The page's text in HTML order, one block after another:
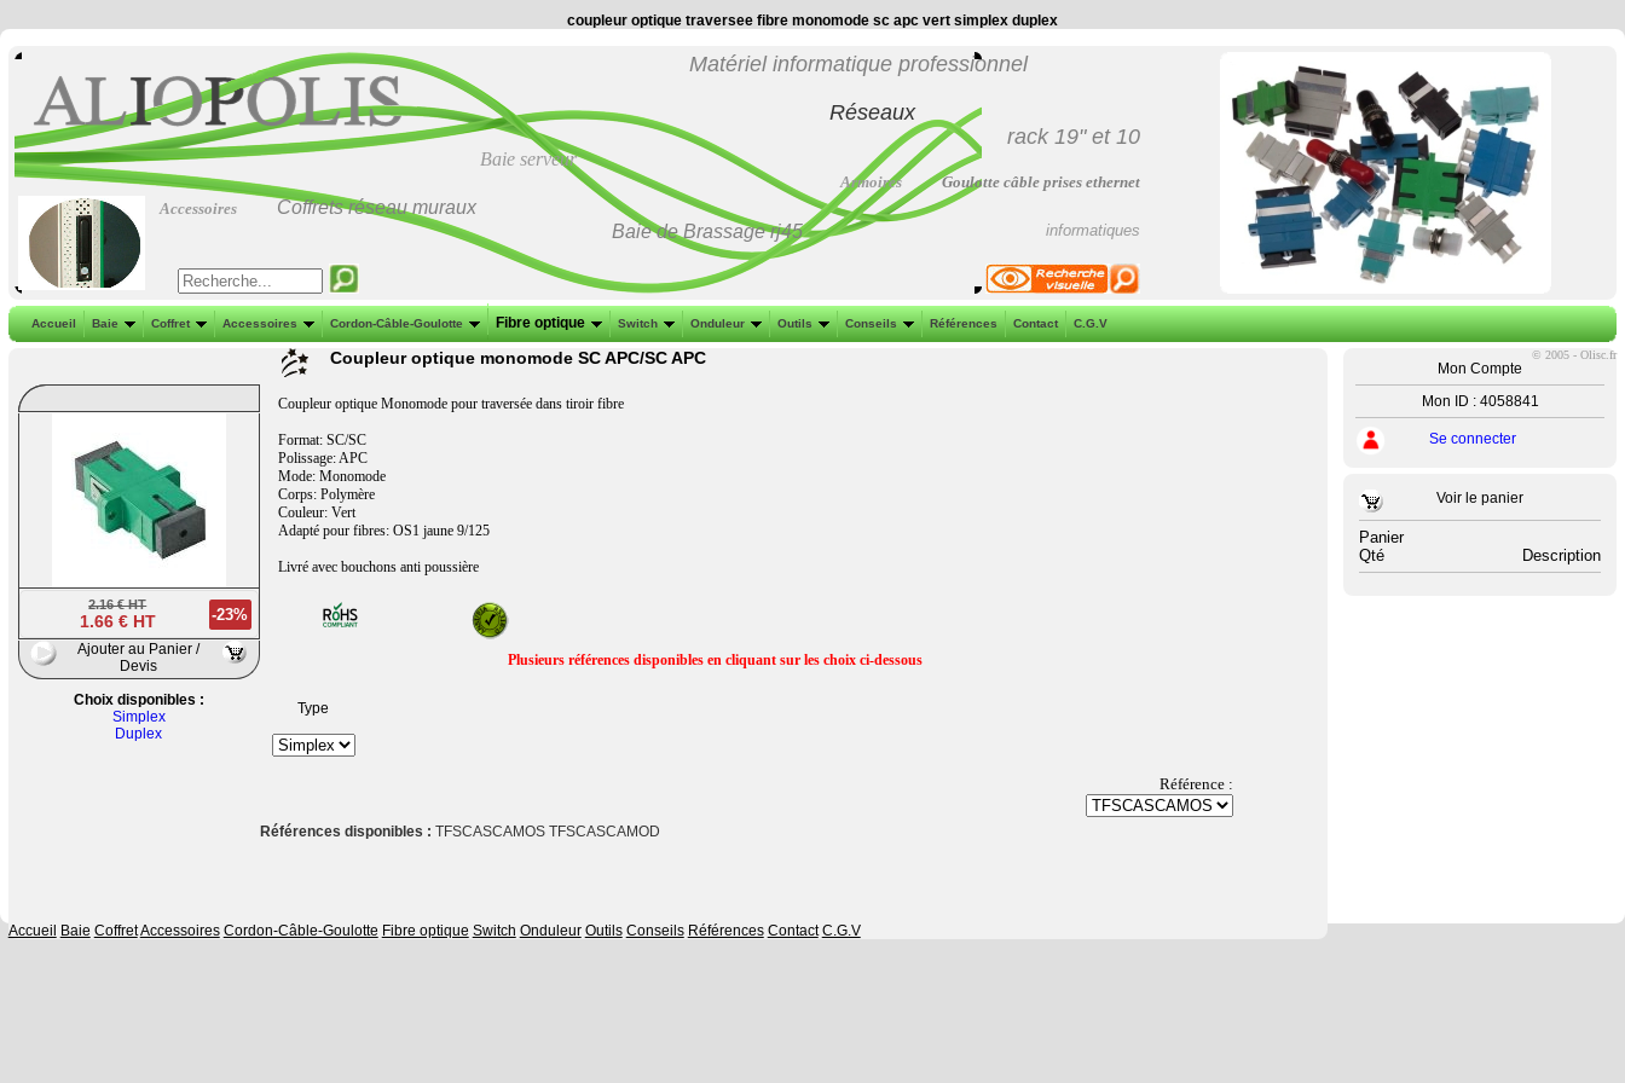
coupleur optique traversee fibre monomode sc apc vert simplex duplex
Matériel informatique professionnel
Réseaux
rack 19"et10
Baie serveur
Armoires
Goulotte câble prises ethernet
Accessoires
Coffrets réseau muraux
informatiques
Baie de Brassage rj45
Accueil Baie Coffret Accessoires Cordon-Câble-Goulotte Fibre optique Switch Onduleur Outils Conseils Références Contact C.G.V
© 2005 - Olisc.fr
Mon Compte
Mon ID : 4058841
Se connecter
Voir le panier
Panier
Qté
Description
2.16 € HT
1.66 € HT -23%
Ajouter au Panier /
Devis
Choix disponibles :
Simplex
Duplex
Coupleur optique monomode SC APC/SC APC
Coupleur optique Monomode pour traversée dans tiroir fibre
Format: SC/SC
Polissage: APC
Mode: Monomode
Corps: Polymère
Couleur: Vert
Adapté pour fibres: OS1 jaune 9/125
Livré avec bouchons anti poussière
Plusieurs références disponibles en cliquant sur les choix ci-dessous
Type
Référence :
Références disponibles : TFSCASCAMOS TFSCASCAMOD
Accueil Baie CoffretAccessoires Cordon-Câble-Goulotte Fibre optique Switch Onduleur Outils Conseils Références Contact C.G.V